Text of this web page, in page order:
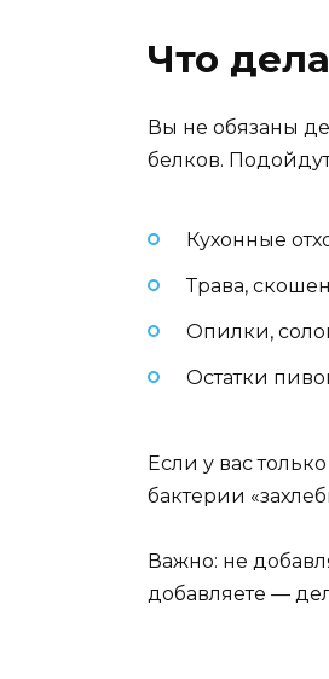
Что
Вы не обязаны
белков.
Кухонные
Трава,
Опилки,
Остатки
Если у вас
бактерии
Важно: не
добавляете —